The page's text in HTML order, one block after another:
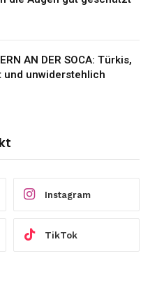
AN DER SOCA: Türkis,
und unwiderstehlich
Instagram
TikTok